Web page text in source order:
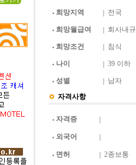
희망지역 전국
희망월급여 회사내규
희망조건 침식
나이 39 이하
성별 남자
자격사항
자격증
외국어
면허 2종보통